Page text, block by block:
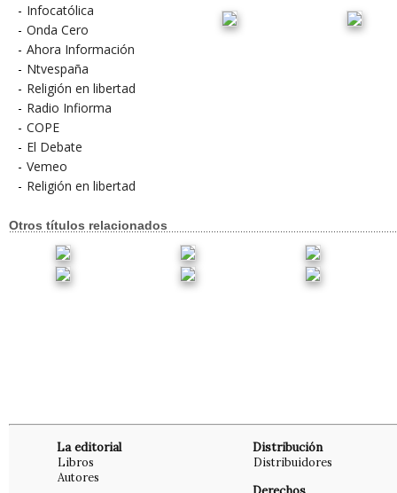
- Infocatólica
- Onda Cero
- Ahora Información
- Ntvespaña
- Religión en libertad
- Radio Infiorma
- COPE
- El Debate
- Vemeo
- Religión en libertad
Otros títulos relacionados
La editorial
Libros
Autores
Distribución
Distribuidores